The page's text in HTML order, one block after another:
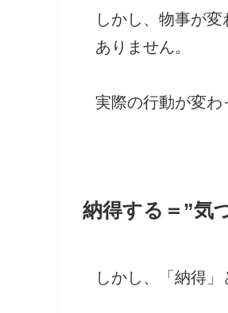
しかし、物事が
ありません。
実際の行動が変わ
納得する＝”気
しかし、「納得